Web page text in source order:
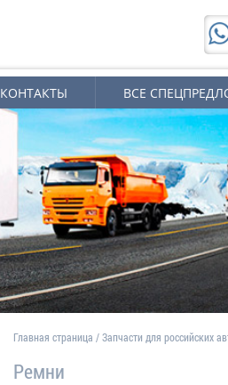
КОНТАКТЫ ВСЕ
Главная страница /Запчасти для российских
Ремни